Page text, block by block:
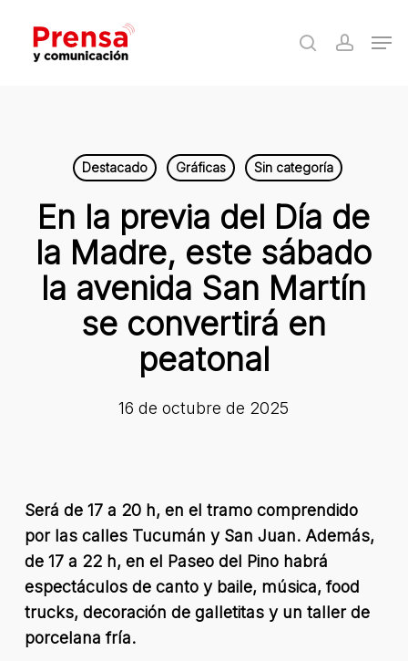
main
search
Destacado Gráficas Sin categoría
En la previa del Día de
la Madre, este sábado
la avenida San Martín
se convertirá en
peatonal
16 de octubre de 2025
Será de 17 a 20 h, en el tramo comprendido
por las calles Tucumán y San Juan. Además,
de 17 a 22 h, en el Paseo del Pino habrá
espectáculos de canto y baile, música, food
trucks, decoración de galletitas y un taller de
porcelana fría.